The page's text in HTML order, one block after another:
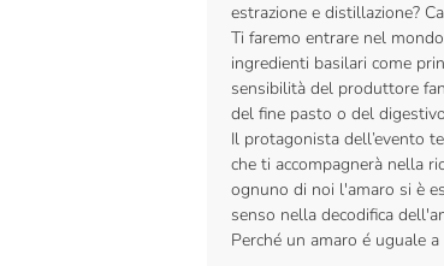
estrazione e distillazione?
Ti faremo entrare nel
ingredienti basilari come
sensibilità del produttore
del fine pasto o del
Il protagonista dell’evento
che ti accompagnerà nella
ognuno di noi l'amaro si è
senso nella decodifica
Perché un amaro é uguale